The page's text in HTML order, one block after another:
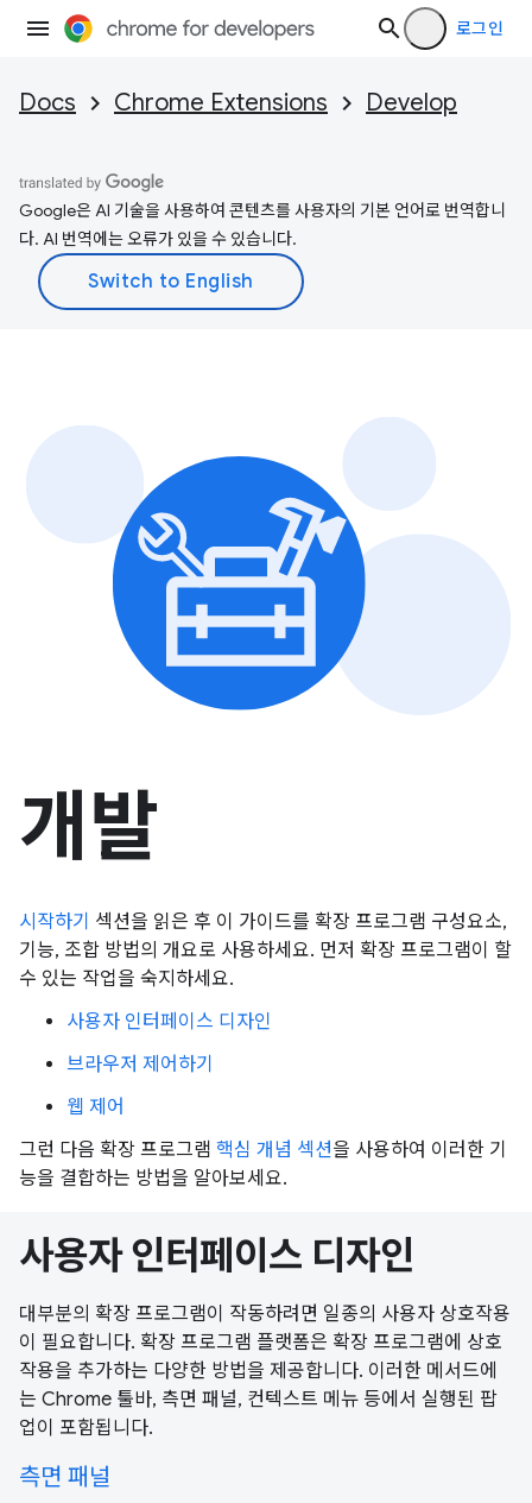
로그인
Docs Chrome Extensions Develop
Google은 AI 기술을 사용하여 콘텐츠를 사용자의 기본 언어로 번역합니
다. AI 번역에는 오류가 있을 수 있습니다.
개발
시작하기 섹션을 읽은 후 이 가이드를 확장 프로그램 구성요소,
기능, 조합 방법의 개요로 사용하세요. 먼저 확장 프로그램이 할
수 있는 작업을 숙지하세요.
사용자 인터페이스 디자인
브라우저 제어하기
웹 제어
그런 다음 확장 프로그램 핵심 개념 섹션을 사용하여 이러한 기
능을 결합하는 방법을 알아보세요.
사용자 인터페이스 디자인
대부분의 확장 프로그램이 작동하려면 일종의 사용자 상호작용
이 필요합니다. 확장 프로그램 플랫폼은 확장 프로그램에 상호
작용을 추가하는 다양한 방법을 제공합니다. 이러한 메서드에
는 Chrome 툴바, 측면 패널, 컨텍스트 메뉴 등에서 실행된 팝
업이 포함됩니다.
측면 패널